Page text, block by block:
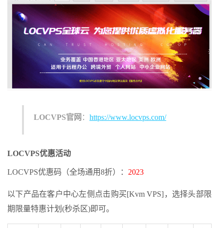
LOCVPS官网 ： https://www.locvps.com/
LOCVPS优惠活动
LOCVPS优惠码（全场通用8折）： 2023
以下产品在客户中心左侧点击购买[Kvm VPS]，选择头部限
期限量特惠计划(秒杀区)即可。